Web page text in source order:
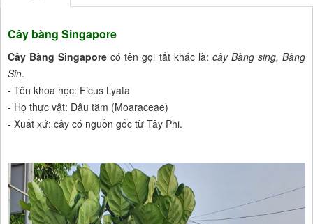
Cây bàng Singapore
Cây Bàng Singapore có tên gọi tắt khác là: cây Bàng sing, Bàng
Sin.
- Tên khoa học: Ficus Lyata
- Họ thực vật: Dâu tằm (Moaraceae)
- Xuất xứ: cây có nguồn gốc từ Tây Phi.